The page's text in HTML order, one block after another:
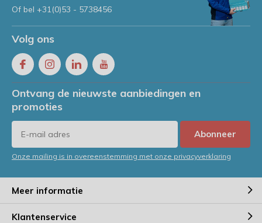
Of bel +31(0)53 - 5738456
Volg ons
Ontvang de nieuwste aanbiedingen en
promoties
Abonneer
Onze mailing is in overeenstemming met onze privacyverklaring
Meer informatie
Klantenservice